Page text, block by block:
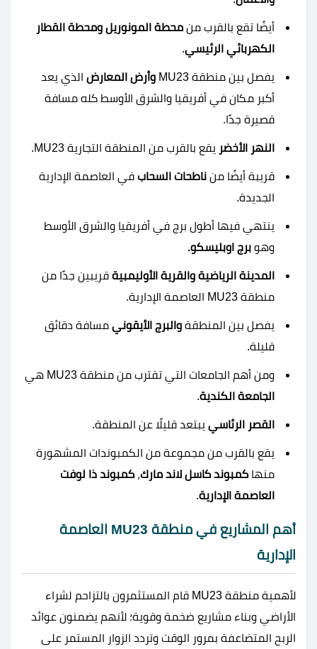
أيضًا تقع بالقرب من محطة المونوريل ومحطة القطار
الكهربائي الرئيسي.
يفصل بين منطقة MU23 وأرض المعارض الذي يعد
أكبر مكان في أفريقيا والشرق الأوسط كله مسافة
قصيرة جدًا.
النهر الأخضر يقع بالقرب من المنطقة التجارية MU23.
قريبة أيضًا من ناطحات السحاب في العاصمة الإدارية
الجديدة.
ينتهي فيها أطول برج في أفريقيا والشرق الأوسط
وهو برج اوبليسكو.
المدينة الرياضية والقرية الأوليمبية قريبين جدًا من
منطقة MU23 العاصمة الإدارية.
يفصل بين المنطقة والبرج الأيقوني مسافة دقائق
قليلة.
ومن أهم الجامعات التي تقترب من منطقة MU23 هي
الجامعة الكندية.
القصر الرئاسي يبتعد قليلًا عن المنطقة.
يقع بالقرب من مجموعة من الكمبوندات المشهورة
منها كمبوند كاسل لاند مارك، كمبوند ذا لوفت
العاصمة الإدارية.
أهم المشاريع في منطقة MU23 العاصمة
الإدارية
لأهمية منطقة MU23 قام المستثمرون بالتزاحم لشراء
الأراضي وبناء مشاريع ضخمة وقوية؛ لأنهم يضمنون عوائد
الربح المتضاعفة بمرور الوقت وتردد الزوار المستمر على